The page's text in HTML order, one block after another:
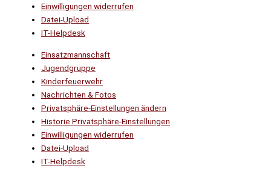
Einwilligungen widerrufen
Datei-Upload
IT-Helpdesk
Einsatzmannschaft
Jugendgruppe
Kinderfeuerwehr
Nachrichten & Fotos
Privatsphäre-Einstellungen ändern
Historie Privatsphäre-Einstellungen
Einwilligungen widerrufen
Datei-Upload
IT-Helpdesk